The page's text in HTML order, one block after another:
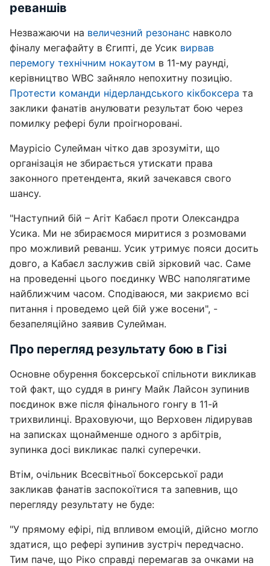
реваншів
Незважаючи на величезний резонанс навколо
фіналу мегафайту в Єгипті, де Усик вирвав
перемогу технічним нокаутом в 11-му раунді,
керівництво WBC зайняло непохитну позицію.
Протести команди нідерландського кікбоксера та
заклики фанатів анулювати результат бою через
помилку рефері були проігноровані.
Маурісіо Сулейман чітко дав зрозуміти, що
організація не збирається утискати права
законного претендента, який зачекався свого
шансу.
"Наступний бій – Агіт Кабаєл проти Олександра
Усика. Ми не збираємося миритися з розмовами
про можливий реванш. Усик утримує пояси досить
довго, а Кабаєл заслужив свій зірковий час. Саме
на проведенні цього поєдинку WBC наполягатиме
найближчим часом. Сподіваюся, ми закриємо всі
питання і проведемо цей бій уже восени", -
безапеляційно заявив Сулейман.
Про перегляд результату бою в Гізі
Основне обурення боксерської спільноти викликав
той факт, що суддя в рингу Майк Лайсон зупинив
поєдинок вже після фінального гонгу в 11-й
трихвилинці. Враховуючи, що Верховен лідирував
на записках щонайменше одного з арбітрів,
зупинка досі викликає палкі суперечки.
Втім, очільник Всесвітньої боксерської ради
закликав фанатів заспокоїтися та запевнив, що
перегляду результату не буде:
"У прямому ефірі, під впливом емоцій, дійсно могло
здатися, що рефері зупинив зустріч передчасно.
Тим паче, що Ріко справді перемагав за очками на